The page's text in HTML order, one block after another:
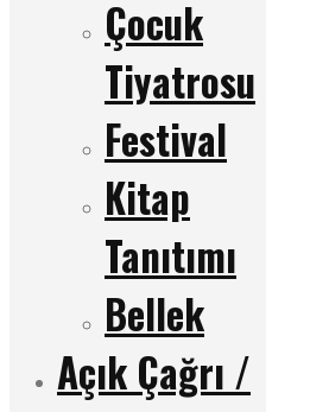
Çocuk
Tiyatrosu
Festival
Kitap
Tanıtımı
Bellek
Açık Çağrı /